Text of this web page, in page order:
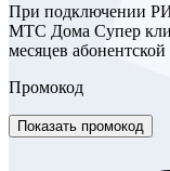
При подключении
МТС Дома Супер
месяцев
Промокод
Показать промокод